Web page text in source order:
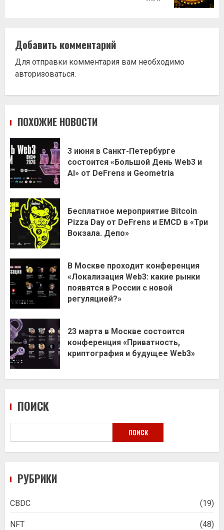
Добавить комментарий
Для отправки комментария вам необходимо
авторизоваться.
ПОХОЖИЕ НОВОСТИ
3 июня в Санкт-Петербурге
состоится «Большой День Web3 и
AI» от DeFrens и Geometria
Бесплатное мероприятие Bitcoin
Pizza Day от DeFrens и EMCD в «Три
Вокзала. Депо»
В Москве проходит конференция
«Локализация Web3: какие рынки
появятся в России с новой
регуляцией?»
23 марта в Москве состоится
конференция «Приватность,
криптография и будущее Web3»
ПОИСК
ПОИСК
РУБРИКИ
CBDC (19)
NFT (48)